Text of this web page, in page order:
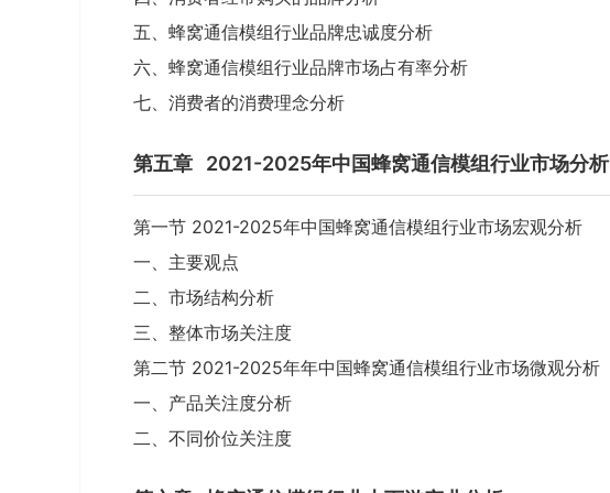
五、蜂窝通信模组行业品牌忠诚度分析
六、蜂窝通信模组行业品牌市场占有率分析
七、消费者的消费理念分析
第五章 2021-2025年中国蜂窝通信模组行业市场分析
第一节 2021-2025年中国蜂窝通信模组行业市场宏观分析
一、主要观点
二、市场结构分析
三、整体市场关注度
第二节 2021-2025年年中国蜂窝通信模组行业市场微观分析
一、产品关注度分析
二、不同价位关注度